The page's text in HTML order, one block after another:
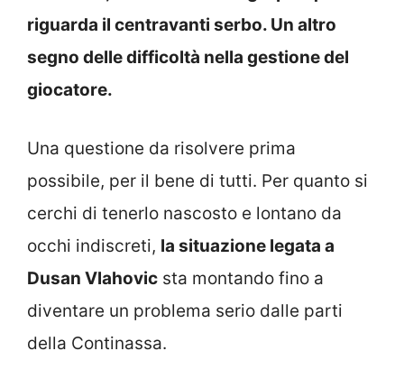
riguarda il centravanti serbo. Un altro
segno delle difficoltà nella gestione del
giocatore.
Una questione da risolvere prima
possibile, per il bene di tutti. Per quanto si
cerchi di tenerlo nascosto e lontano da
occhi indiscreti, la situazione legata a
Dusan Vlahovic sta montando fino a
diventare un problema serio dalle parti
della Continassa.